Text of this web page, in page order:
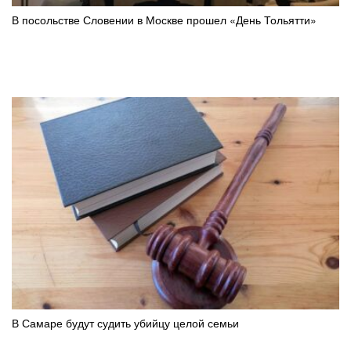
В посольстве Словении в Москве прошел «День Тольятти»
В Самаре будут судить убийцу целой семьи